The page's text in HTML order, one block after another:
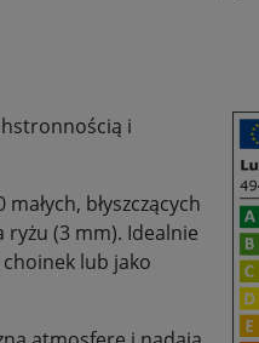
i
błyszczących
ryżu (3 mm). Idealnie
lub jako